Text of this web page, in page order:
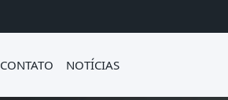
CONTATO NOTÍCIAS